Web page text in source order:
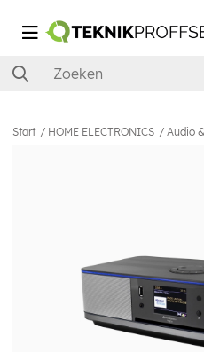
Start HOME ELECTRONICS Audio